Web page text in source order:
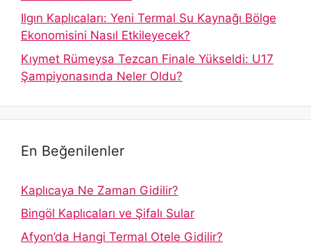
Ilgın Kaplıcaları: Yeni Termal Su Kaynağı Bölge
Ekonomisini Nasıl Etkileyecek?
Kıymet Rümeysa Tezcan Finale Yükseldi: U17
Şampiyonasında Neler Oldu?
En Beğenilenler
Kaplıcaya Ne Zaman Gidilir?
Bingöl Kaplıcaları ve Şifalı Sular
Afyon’da Hangi Termal Otele Gidilir?